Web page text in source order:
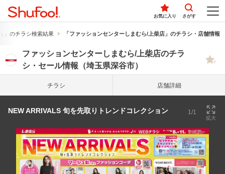
お気に入り さがす
」のチラシ検索結果 「ファッションセンターしまむら/上柴店」のチラシ・店舗情報
ファッションセンターしまむら/上柴店のチラ
シ・セール情報（埼玉県深谷市）
チラシ 店舗詳細
NEW ARRIVALS 旬を先取りトレンドコレクション 1/1
拡大